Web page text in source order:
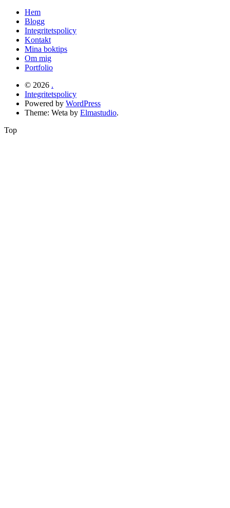
Hem
Blogg
Integritetspolicy
Kontakt
Mina boktips
Om mig
Portfolio
© 2026 .
Integritetspolicy
Powered by WordPress
Theme: Weta by Elmastudio.
Top